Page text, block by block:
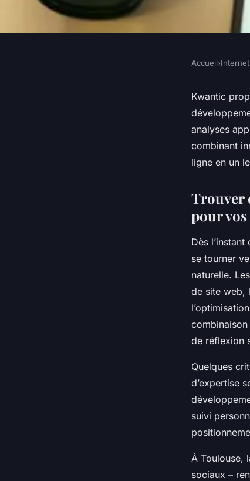
Kwantic :
votre visibilité à
Accueil›Internet
Kwantic
analyses
combinant
ligne en un
Trouver
pour
Dès
se tourner
naturelle.
de site web,
de réflexion
Quelques
d’expertise
suivi
À Toulouse,
sociaux –